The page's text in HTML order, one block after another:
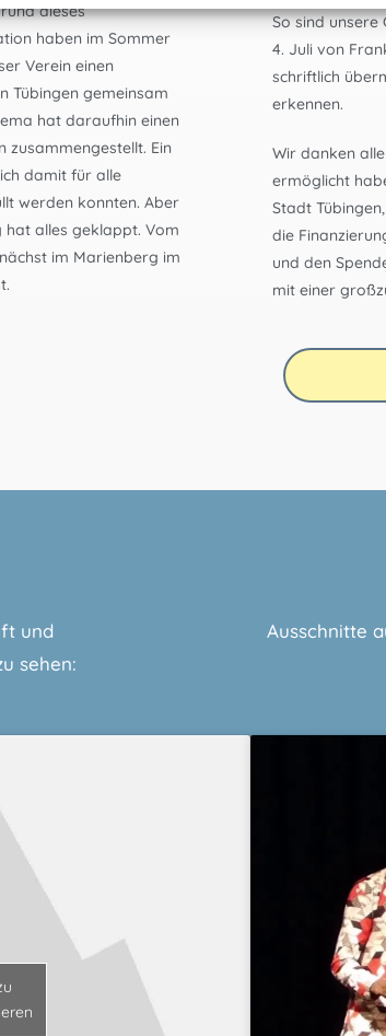
dieses
haben im Sommer
Verein einen
Tübingen gemeinsam
hat daraufhin einen
zusammengestellt. Ein
damit für alle
werden konnten. Aber
hat alles geklappt. Vom
im Marienberg im
So sind
4. Juli von
schriftlich
erkennen.
Wir danken
ermöglicht
Stadt
die
und den
mit einer
und
sehen:
Ausschnitte